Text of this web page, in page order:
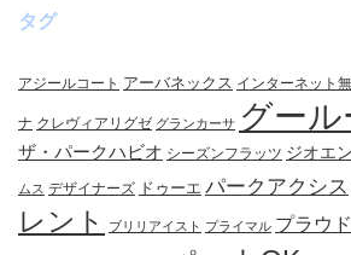
タグ
アジールコート アーバネックス インターネット
ナ クレヴィアリグゼ グランカーサ グール
ザ・パークハビオ シーズンフラッツ ジオエ
ムス デザイナーズ ドゥーエ パークアクシス
レント
ブリリアイスト プライマル プラウ